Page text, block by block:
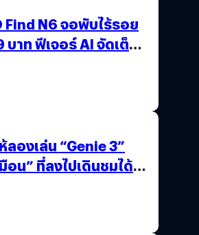
Find N6 จอพับไร้รอย
าท ฟีเจอร์ AI จัดเต็ม
ลองเล่น “Genie 3”
อน” ที่ลงไปเดินชมได้